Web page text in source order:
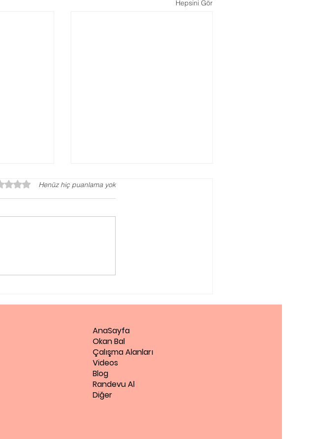
Hepsini Gör
0 yıldız
Henüz hiç puanlama yok
AnaSayfa
Okan Bal
Çalışma Alanları
Videos
Blog
Randevu Al
Diğer